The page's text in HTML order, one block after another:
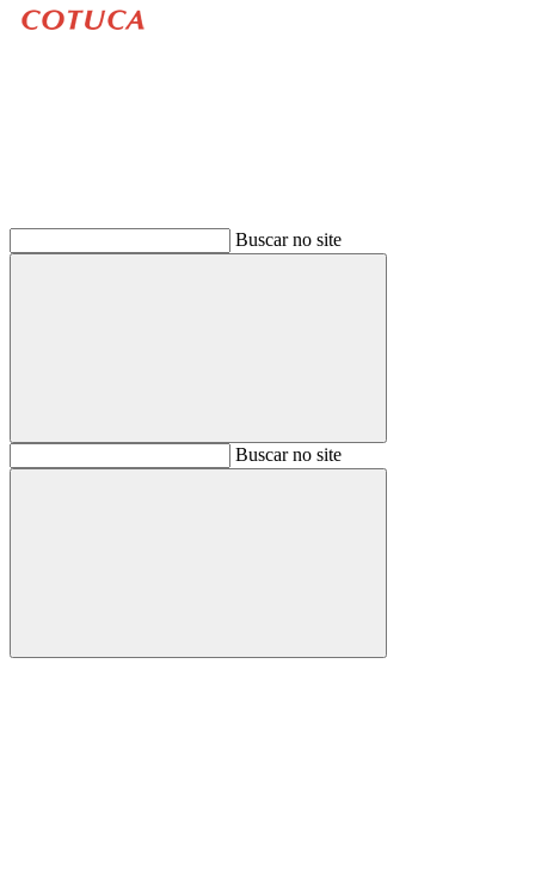
Buscar no site
BuscarBuscar no site
Buscar